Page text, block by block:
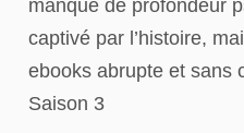
manque de profondeur
captivé par l’histoire,
ebooks abrupte et sans
Saison 3